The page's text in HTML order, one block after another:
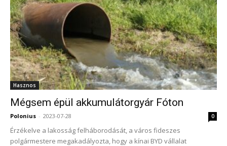
Hasznos
Mégsem épül akkumulátorgyár Fóton
Polonius - 2023-07-28 0
Érzékelve a lakosság felháborodását, a város fideszes
polgármestere megakadályozta, hogy a kínai BYD vállalat